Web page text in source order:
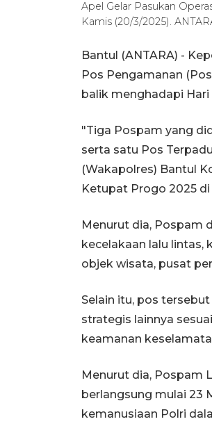
Apel Gelar Pasukan
Kamis (20/3/2025).
Bantul (ANTARA) -
Pos Pengamanan
balik menghadapi Hari
"Tiga Pospam yang
serta satu Pos
(Wakapolres) Bantul
Ketupat Progo 2025
Menurut dia, Pospam
kecelakaan lalu
objek wisata, pusat
Selain itu, pos
strategis lainnya
keamanan
Menurut dia, Pospam
berlangsung mulai 23
kemanusiaan Polri